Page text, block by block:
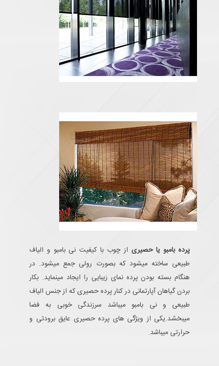
پرده بامبو یا حصیری از چوب با کیفیت نی بامبو و الیاف
طبیعی ساخته میشود که بصورت رولی جمع میشود. در
هنگام بسته بودن پرده نمای زیبایی را ایجاد مینماید. بکار
بردن گیاهان آپارتمانی در کنار پرده حصیری که از جنس الیاف
طبیعی و نی بامبو میباشد سرزندگی خوبی به فضا
میبخشد.یکی از ویژگی های پرده حصیری عایق برودتی و
حرارتی میباشد.